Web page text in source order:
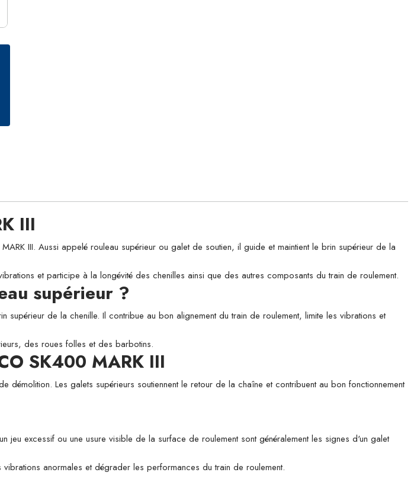
III
III. Aussi appelé rouleau supérieur ou galet de soutien, il guide et maintient le brin supérieur de la
et participe à la longévité des chenilles ainsi que des autres composants du train de roulement.
supérieur ?
de la chenille. Il contribue au bon alignement du train de roulement, limite les vibrations et
des roues folles et des barbotins.
SK400 MARK III
Les galets supérieurs soutiennent le retour de la chaîne et contribuent au bon fonctionnement
jeu excessif ou une usure visible de la surface de roulement sont généralement les signes d'un galet
anormales et dégrader les performances du train de roulement.